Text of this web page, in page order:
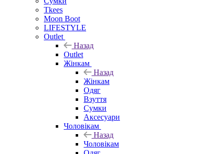
Tkees
Moon Boot
LIFESTYLE
Outlet
Назад
Outlet
Жінкам
Назад
Жінкам
Одяг
Взуття
Сумки
Аксесуари
Чоловікам
Назад
Чоловікам